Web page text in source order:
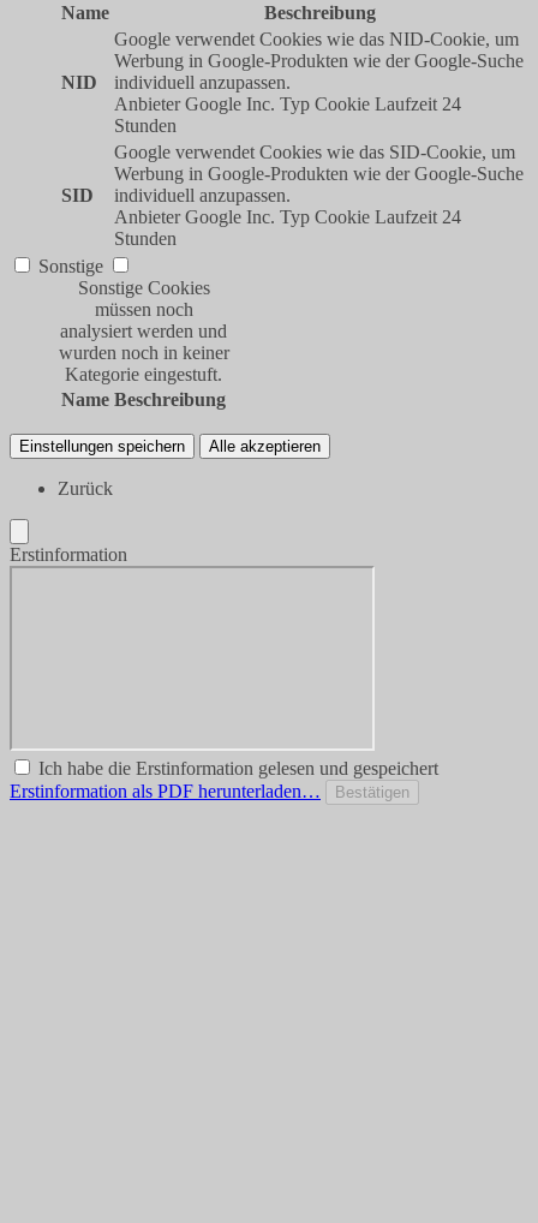
Name
Beschreibung
NID
Google verwendet Cookies wie das NID-Cookie, um
Werbung in Google-Produkten wie der Google-Suche
individuell anzupassen.
Anbieter Google Inc. Typ Cookie Laufzeit 24
Stunden
SID
Google verwendet Cookies wie das SID-Cookie, um
Werbung in Google-Produkten wie der Google-Suche
individuell anzupassen.
Anbieter Google Inc. Typ Cookie Laufzeit 24
Stunden
Sonstige
Sonstige Cookies
müssen noch
analysiert werden und
wurden noch in keiner
Kategorie eingestuft.
Name Beschreibung
Einstellungen speichern Alle akzeptieren
Zurück
Erstinformation
Ich habe die Erstinformation gelesen und gespeichert
Erstinformation als PDF herunterladen…
Bestätigen